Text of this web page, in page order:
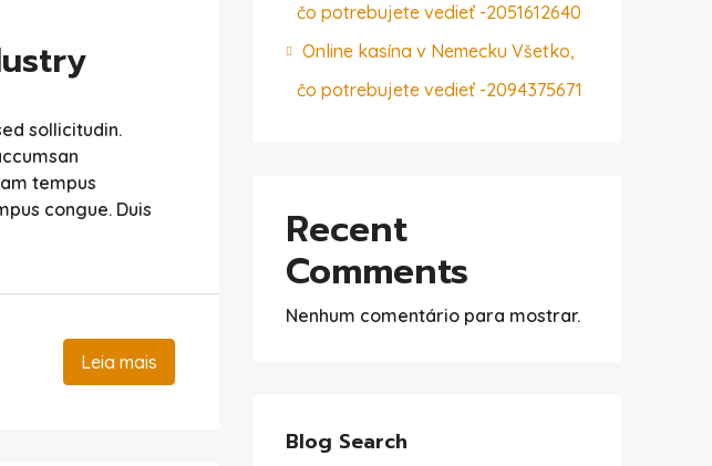
sollicitudin.
tempus
congue. Duis
Leia mais
čo potrebujete vedieť -2051612640
Online kasína v Nemecku Všetko,
čo potrebujete vedieť -2094375671
Recent
Comments
Nenhum comentário para mostrar.
Blog Search